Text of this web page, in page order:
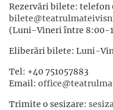
Rezervări bilete: telefon
(Luni-Vineri între 8:00-
Eliberări bilete: Luni-
Tel: +40 751057883
Email:
Trimite o sesizare: